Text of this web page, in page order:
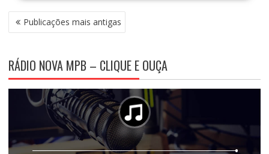
N
A
E
G
A
P
O
Publicações mais antigas
RÁDIO NOVA MPB – CLIQUE E OUÇA